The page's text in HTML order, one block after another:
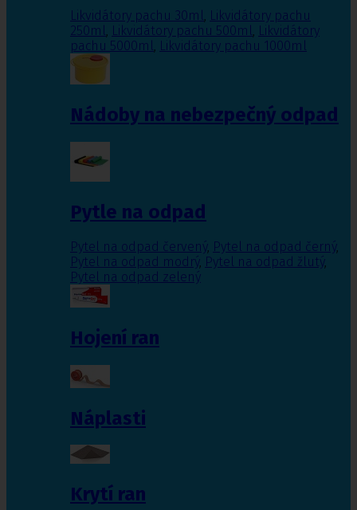
Likvidátory pachu 30ml, Likvidátory pachu
250ml, Likvidátory pachu 500ml, Likvidátory
pachu 5000ml, Likvidátory pachu 1000ml
Nádoby na nebezpečný odpad
Pytle na odpad
Pytel na odpad červený, Pytel na odpad černý,
Pytel na odpad modrý, Pytel na odpad žlutý,
Pytel na odpad zelený
Hojení ran
Náplasti
Krytí ran